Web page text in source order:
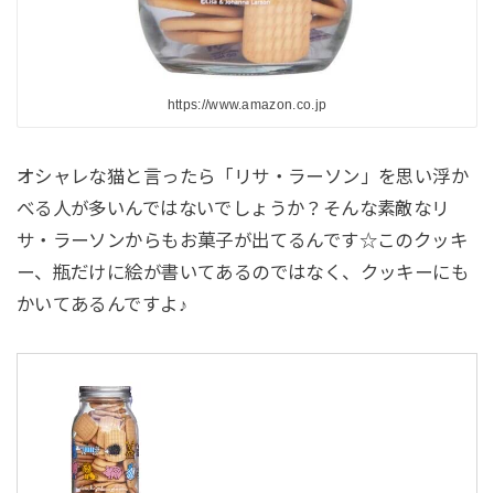
https://www.amazon.co.jp
オシャレな猫と言ったら「リサ・ラーソン」を思い浮か
べる人が多いんではないでしょうか？そんな素敵なリ
サ・ラーソンからもお菓子が出てるんです☆このクッキ
ー、瓶だけに絵が書いてあるのではなく、クッキーにも
かいてあるんですよ♪